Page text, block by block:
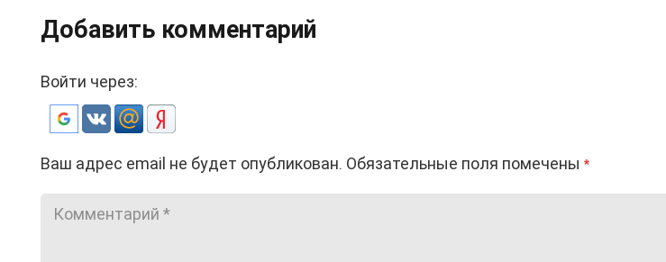
Добавить комментарий
Войти через:
Ваш адрес email не будет опубликован. Обязательные поля помечены *